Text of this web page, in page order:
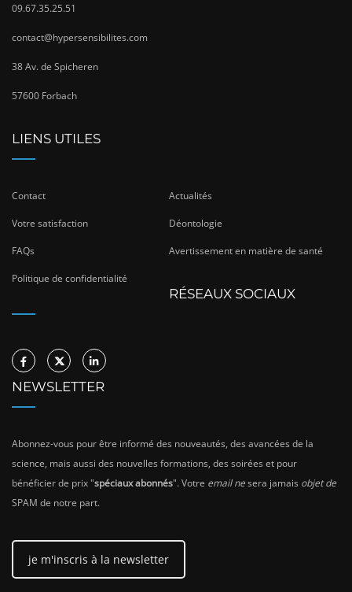
09.67.35.25.51
contact@hypersensibilites.com
38 Av. de Spicheren
57600 Forbach
LIENS UTILES
Contact Actualités
Votre satisfaction Déontologie
FAQs Avertissement en matière de santé
Politique de confidentialité
RÉSEAUX SOCIAUX
NEWSLETTER
Abonnez-vous pour être informé des nouveautés, des avancées de la
science, mais aussi des nouvelles formations, des soirées et pour
bénéficier de prix "spéciaux abonnés". Votre email nesera jamais objet de
SPAM de notre part.
je m'inscris à la newsletter